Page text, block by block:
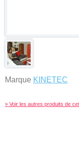
Marque KINETEC
» Voir les autres produits de